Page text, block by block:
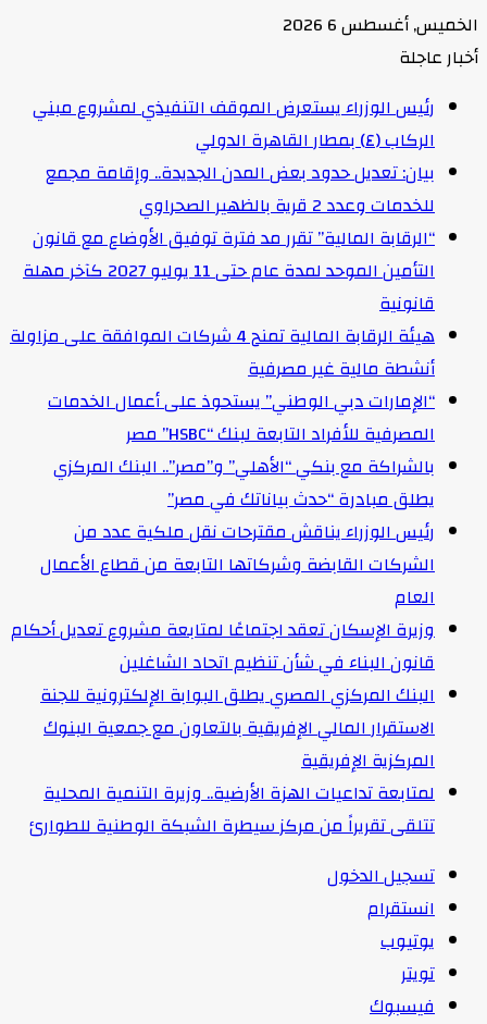
الخميس, أغسطس 6 2026
أخبار عاجلة
رئيس الوزراء يستعرض الموقف التنفيذي لمشروع مبني
الركاب (٤) بمطار القاهرة الدولي
بيان: تعديل حدود بعض المدن الجديدة.. وإقامة مجمع
للخدمات وعدد 2 قرية بالظهير الصحراوي
“الرقابة المالية” تقرر مد فترة توفيق الأوضاع مع قانون
التأمين الموحد لمدة عام حتى 11 يوليو 2027 كآخر مهلة
قانونية
هيئة الرقابة المالية تمنح 4 شركات الموافقة على مزاولة
أنشطة مالية غير مصرفية
“الإمارات دبي الوطني” يستحوذ على أعمال الخدمات
المصرفية للأفراد التابعة لبنك “HSBC” مصر
بالشراكة مع بنكي “الأهلي” و”مصر”.. البنك المركزي
يطلق مبادرة “حدث بياناتك في مصر”
رئيس الوزراء يناقش مقترحات نقل ملكية عدد من
الشركات القابضة وشركاتها التابعة من قطاع الأعمال
العام
وزيرة الإسكان تعقد اجتماعًا لمتابعة مشروع تعديل أحكام
قانون البناء في شأن تنظيم اتحاد الشاغلين
البنك المركزي المصري يطلق البوابة الإلكترونية للجنة
الاستقرار المالي الإفريقية بالتعاون مع جمعية البنوك
المركزية الإفريقية
لمتابعة تداعيات الهزة الأرضية.. وزيرة التنمية المحلية
تتلقى تقريراً من مركز سيطرة الشبكة الوطنية للطوارئ
تسجيل الدخول
انستقرام
يوتيوب
تويتر
فيسبوك